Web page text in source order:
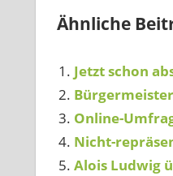
Ähnliche
Jetzt schon
Online-
Nicht-
Alois Ludwig